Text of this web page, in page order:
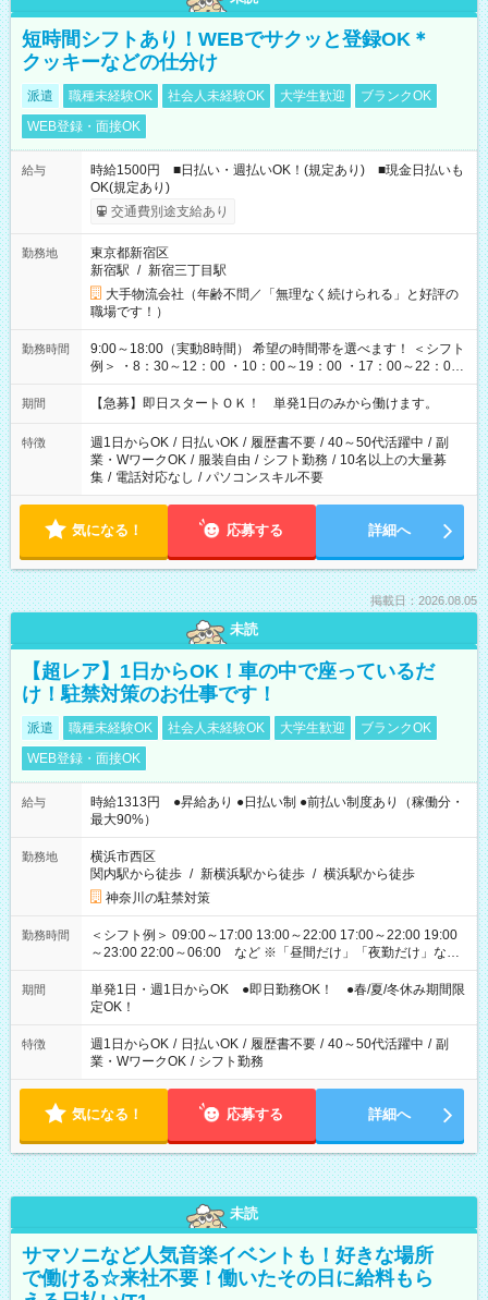
短時間シフトあり！WEBでサクッと登録OK＊
クッキーなどの仕分け
派遣 職種未経験OK 社会人未経験OK 大学生歓迎
ブランクOK
WEB登録・面接OK
給与
時給1500円 ■日払い・週払いOK！(規定あり) ■現金日払いも
OK(規定あり)
交通費別途支給あり
勤務地
東京都新宿区
新宿駅 / 新宿三丁目駅
大手物流会社（年齢不問／「無理なく続けられる」と好評の
職場です！）
勤務時間
9:00～18:00（実動8時間） 希望の時間帯を選べます！ ＜シフト
例＞ ・8：30～12：00 ・10：00～19：00 ・17：00～22：00
・13：00～22：00 ・22：00～翌6：00 など
期間 【急募】即日スタートＯＫ！ 単発1日のみから働けます。
特徴 週1日からOK / 日払いOK / 履歴書不要 / 40～50代活躍中 / 副
業・WワークOK / 服装自由 / シフト勤務 / 10名以上の大量募
集 / 電話対応なし / パソコンスキル不要
気になる！ 応募する 詳細へ
掲載日：2026.08.05
未読
【超レア】1日からOK！車の中で座っているだ
け！駐禁対策のお仕事です！
派遣 職種未経験OK 社会人未経験OK 大学生歓迎
ブランクOK
WEB登録・面接OK
給与
時給1313円 ●昇給あり ●日払い制 ●前払い制度あり（稼働分・
最大90%）
勤務地
横浜市西区
関内駅から徒歩 / 新横浜駅から徒歩 / 横浜駅から徒歩
神奈川の駐禁対策
勤務時間
＜シフト例＞ 09:00～17:00 13:00～22:00 17:00～22:00 19:00
～23:00 22:00～06:00 など ※「昼間だけ」「夜勤だけ」など
の希望OK
期間
単発1日・週1日からOK ●即日勤務OK！ ●春/夏/冬休み期間限
定OK！
特徴 週1日からOK / 日払いOK / 履歴書不要 / 40～50代活躍中 / 副
業・WワークOK / シフト勤務
気になる！ 応募する 詳細へ
未読
サマソニなど人気音楽イベントも！好きな場所
で働ける☆来社不要！働いたその日に給料もら